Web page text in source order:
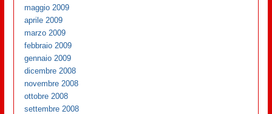
maggio 2009
aprile 2009
marzo 2009
febbraio 2009
gennaio 2009
dicembre 2008
novembre 2008
ottobre 2008
settembre 2008